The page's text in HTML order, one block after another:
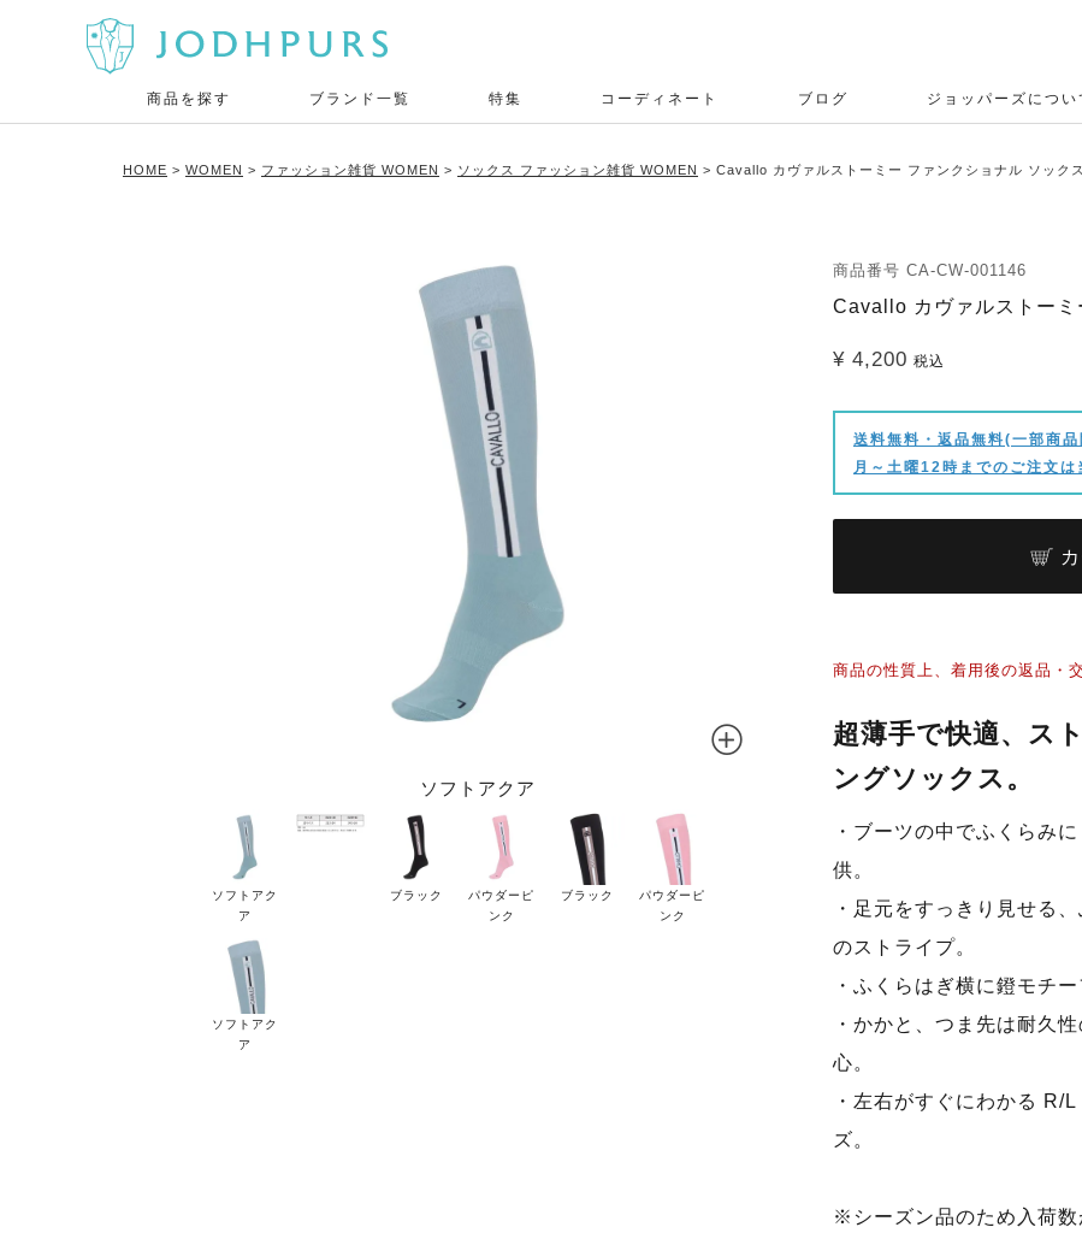
商品を探す ブランド一覧 特集 コーディネート ブログ ジョッパーズについ
HOME WOMEN ファッション雑貨 WOMEN ソックス ファッション雑貨 WOMEN Cavallo カヴァルストーミー ファンクショナル ソックス
ソフトアクア
ソフトアク
ア
ブラック
パウダーピ
ンク
ブラック
パウダーピ
ンク
ソフトアク
ア
商品番号 CA-CW-001146
Cavallo カヴァルストーミ
¥ 4,200 税込
送料無料・返品無料(一部商品
月～土曜12時までのご注文
商品の性質上、着用後の返品・
超薄手で快適、ス
ングソックス。
・ブーツの中でふくらみ
供。
・足元をすっきり見せる
のストライプ。
・ふくらはぎ横に鐙モチ
・かかと、つま先は耐久
心。
・左右がすぐにわかる R/
ズ。
※シーズン品のため入荷